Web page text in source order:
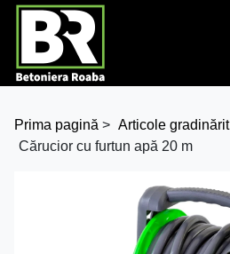
Prima pagină > Articole gradinărit
Cărucior cu furtun apă 20 m